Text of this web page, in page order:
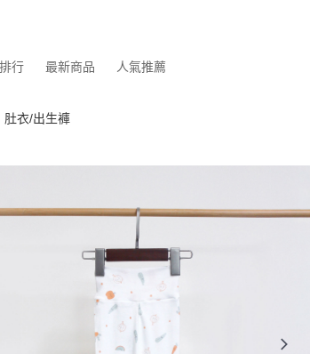
行 最新商品 人氣推薦
肚衣/出生褲